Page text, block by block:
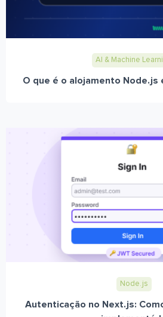
AI & Machine
O que é o alojamento Node.js
Node.js
Autenticação no Next.js: